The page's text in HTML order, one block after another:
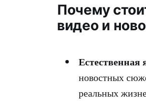
Почему
видео и
Естественная
новостных
реальных